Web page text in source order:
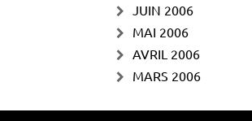
JUIN 2006
MAI 2006
AVRIL 2006
MARS 2006